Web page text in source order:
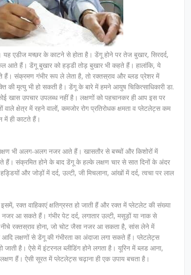
एडीज मच्छर के काटने से होता है। डेंगू होने पर तेज बुखार, सिरदर्द,
आते हैं। डेंगू बुखार को हड्डी तोड़ बुखार भी कहते हैं। हालांकि, ये
हैं। संक्रमण गंभीर रूप ले लेता है, तो रक्तस्राव और ब्लड प्रेशर में
की मृत्यु भी हो सकती है। डेंगू के बारे में हमने आयुष चिकित्साधिकारी डा.
खास उपचार उपलब्ध नहीं है। लक्षणों को पहचानकर ही आप इस पर
क्षेत्र में रहने वालों, कमजोर रोग प्रतिरोधक क्षमता व प्लेटलेट्स कम
में ही काटते हैं।
भी अलग-अलग नजर आते हैं। खासतौर से बच्चों और किशोरों में
हैं। संक्रमित होने के बाद डेंगू के हल्के लक्षण चार से सात दिनों के अंदर
और जोड़ों में दर्द, उल्टी, जी मिचलाना, आंखों में दर्द, त्वचा पर लाल
रक्त वाहिकाएं क्षतिग्रस्त हो जाती हैं और रक्त में प्लेटलेट की संख्या
आ सकते हैं। गंभीर पेट दर्द, लगातार उल्टी, मसूड़ों या नाक से
रक्तस्राव होना, जो चोट जैसा नजर आ सकता है, सांस लेने में
लक्षणों से डेंगू की गंभीरता का अंदाजा लगा सकते हैं। प्लेटलेट्स
हो जाती है। ऐसे में इंटरनल ब्लीडिंग होने लगता है। यूरिन में ब्लड आना,
हैं। ऐसी सूरत में प्लेटलेट्स चढ़ाना ही एक उपाय बचता है।